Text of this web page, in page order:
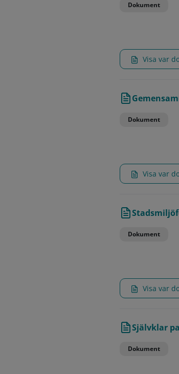
Dokument
Visa var
Dokument
Visa var
Dokument
Visa var
Självklar
Dokument